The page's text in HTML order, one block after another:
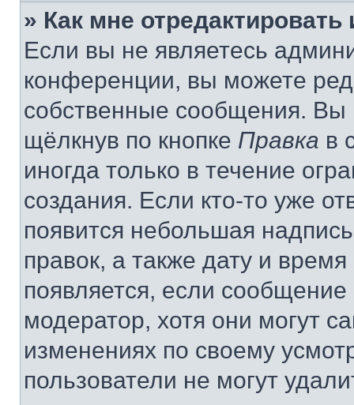
» Как мне
Если вы не являетесь
конференции, вы можете
собственные сообщения. Вы
щёлкнув по кнопке Правка в
иногда только в течение
создания. Если кто-то уже
появится небольшая
правок, а также дату и
появляется, если
модератор, хотя они могут
изменениях по своему
пользователи не могут